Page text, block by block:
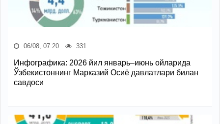
06/08, 07:20 331
Инфографика: 2026 йил январь–июнь ойларида
Ўзбекистоннинг Марказий Осиё давлатлари билан
савдоси